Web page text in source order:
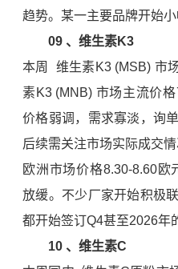
趋势。某一主要品牌开始小
09 、维生素K3
本周 维生素K3 (MSB) 市
素K3 (MNB) 市场主流价
价格弱调，需求寡淡，询
后续需关注市场实际成交情
欧洲市场价格8.30-8.60
放缓。不少厂家开始积极
都开始签订Q4甚至2026年
10 、维生素C